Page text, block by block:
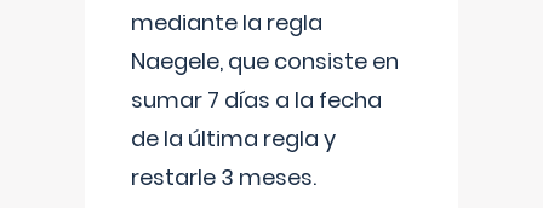
mediante la regla
Naegele, que consiste en
sumar 7 días a la fecha
de la última regla y
restarle 3 meses.